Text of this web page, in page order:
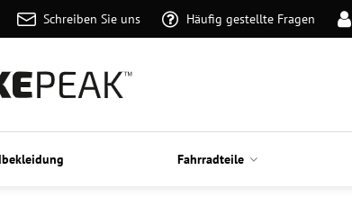
Schreiben Sie uns Häufig gestellte Fragen
Fahrradteile